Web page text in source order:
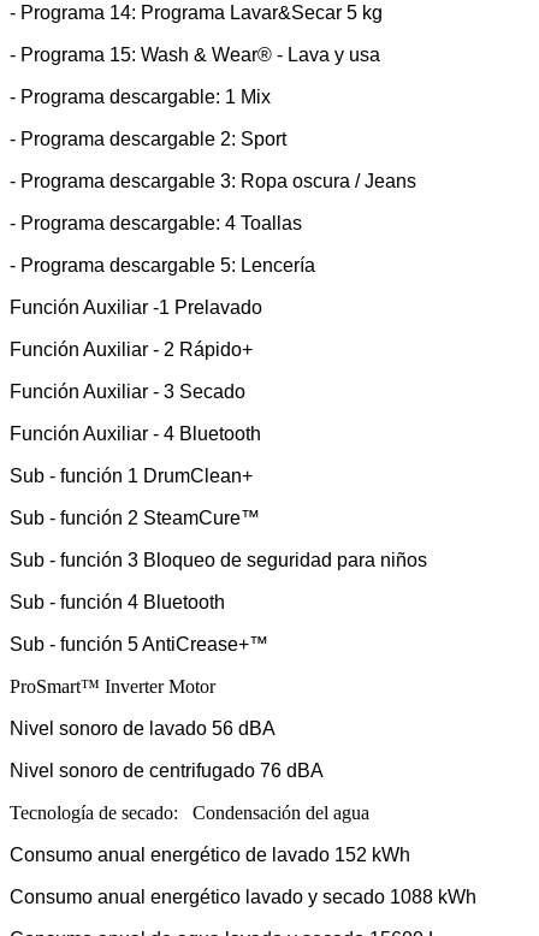
- Programa 14: Programa Lavar&Secar 5 kg
- Programa 15: Wash & Wear® - Lava y usa
- Programa descargable: 1 Mix
- Programa descargable 2: Sport
- Programa descargable 3: Ropa oscura / Jeans
- Programa descargable: 4 Toallas
- Programa descargable 5: Lencería
Función Auxiliar -1 Prelavado
Función Auxiliar - 2 Rápido+
Función Auxiliar - 3 Secado
Función Auxiliar - 4 Bluetooth
Sub - función 1 DrumClean+
Sub - función 2 SteamCure™
Sub - función 3 Bloqueo de seguridad para niños
Sub - función 4 Bluetooth
Sub - función 5 AntiCrease+™
ProSmart™ Inverter Motor
Nivel sonoro de lavado 56 dBA
Nivel sonoro de centrifugado 76 dBA
Tecnología de secado: Condensación del agua
Consumo anual energético de lavado 152 kWh
Consumo anual energético lavado y secado 1088 kWh